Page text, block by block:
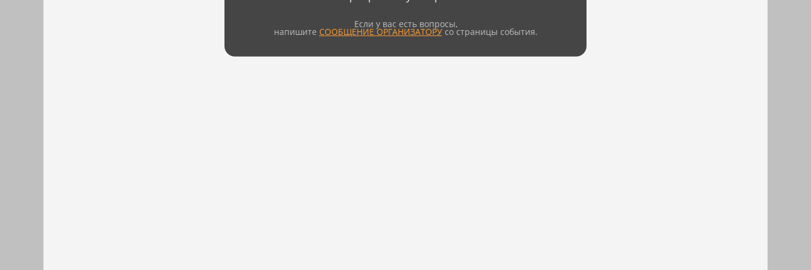
Если у вас есть вопросы,
напишите СООБЩЕНИЕ ОРГАНИЗАТОРУсо страницы события.